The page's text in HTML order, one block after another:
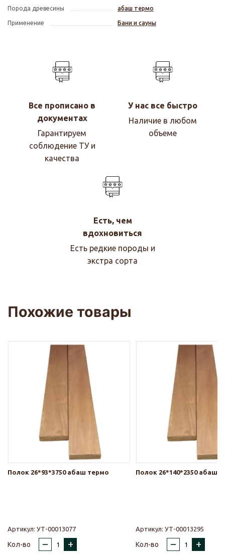
Порода древесины абаш термо
Применение Бани и сауны
Все прописано в
документах
Гарантируем
соблюдение ТУ и
качества
У нас все быстро
Наличие в любом
объеме
Есть, чем
вдохновиться
Есть редкие породы и
экстра сорта
Похожие товары
Полок 26*93*3750 абаш термо
Артикул: УТ-00013077
Кол-во – +
Полок 26*140*2350 абаш
Артикул: УТ-00013295
Кол-во – +